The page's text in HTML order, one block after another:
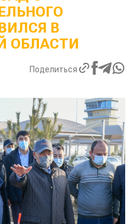
В
ОБЛАСТИ
Поделиться